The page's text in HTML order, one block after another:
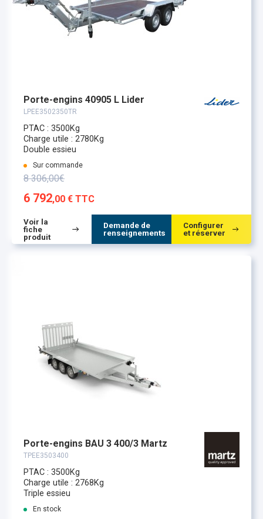
Porte-engins 40905 L Lider
LPEE3502350TR
PTAC : 3500Kg
Charge utile : 2780Kg
Double essieu
Sur commande
8 306,00€
6 792,00 € TTC
Voir la
fiche
produit
Demande de
renseignements
Configurer
et réserver
Porte-engins BAU 3 400/3 Martz
TPEE3503400
PTAC : 3500Kg
Charge utile : 2768Kg
Triple essieu
En stock